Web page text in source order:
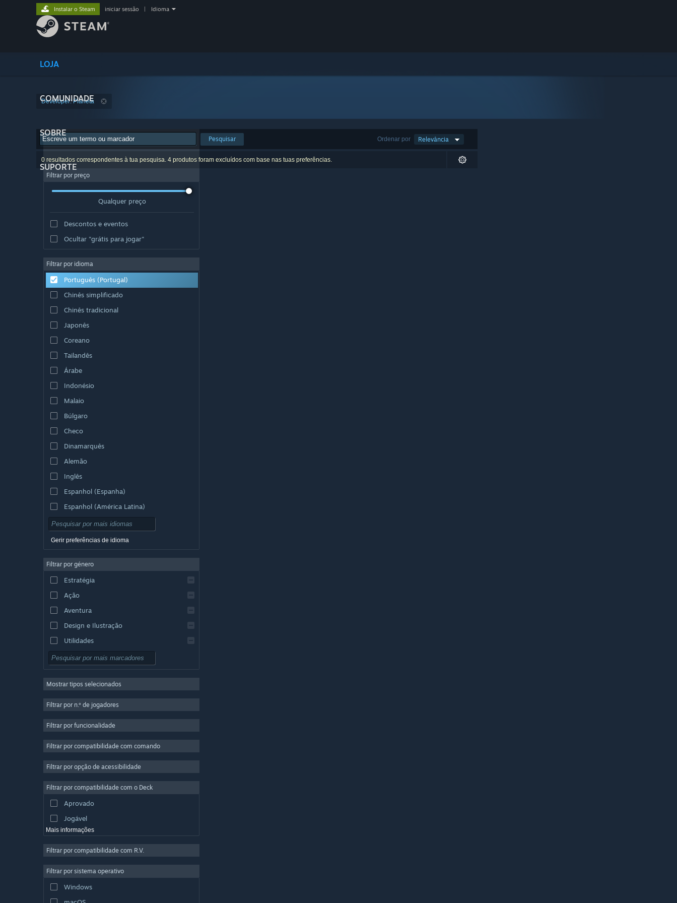
LOJA
COMUNIDADE
SOBRE
SUPORTE
Instalar o Steam iniciar sessão Idioma
Developer: Planeta
Ordenar por Relevância
Pesquisar
0 resultados correspondentes à tua pesquisa. 4 produtos foram excluídos com base nas tuas preferências.
Filtrar por preço
Qualquer preço
Descontos e eventos
Ocultar "grátis para jogar"
Filtrar por idioma
Português (Portugal)
Chinês simplificado
Chinês tradicional
Japonês
Coreano
Tailandês
Árabe
Indonésio
Malaio
Búlgaro
Checo
Dinamarquês
Alemão
Inglês
Espanhol (Espanha)
Espanhol (América Latina)
Gerir preferências de idioma
Filtrar por género
Estratégia
Ação
Aventura
Design e Ilustração
Utilidades
Grátis para Jogar
Multijogador em Massa
Casual
Simulação
Produção de Vídeo
Edição de Fotografias
Mostrar tipos selecionados
Filtrar por n.º de jogadores
Filtrar por funcionalidade
Filtrar por compatibilidade com comando
Filtrar por opção de acessibilidade
Filtrar por compatibilidade com o Deck
Aprovado
Jogável
Mais informações
Filtrar por compatibilidade com R.V.
Filtrar por sistema operativo
Windows